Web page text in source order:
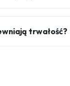
trwałość?